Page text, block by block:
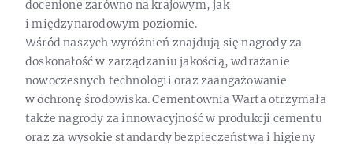
docenione zarówno na krajowym, jak
i międzynarodowym poziomie.
Wśród naszych wyróżnień znajdują się nagrody za
doskonałość w zarządzaniu jakością, wdrażanie
nowoczesnych technologii oraz zaangażowanie
w ochronę środowiska. Cementownia Warta otrzymała
także nagrody za innowacyjność w produkcji cementu
oraz za wysokie standardy bezpieczeństwa i higieny